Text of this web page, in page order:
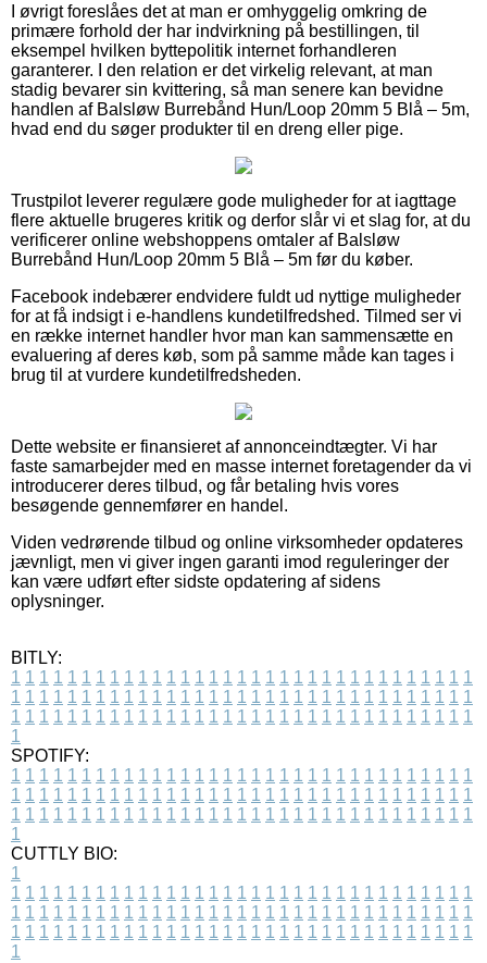
I øvrigt foreslåes det at man er omhyggelig omkring de
primære forhold der har indvirkning på bestillingen, til
eksempel hvilken byttepolitik internet forhandleren
garanterer. I den relation er det virkelig relevant, at man
stadig bevarer sin kvittering, så man senere kan bevidne
handlen af Balsløw Burrebånd Hun/Loop 20mm 5 Blå – 5m,
hvad end du søger produkter til en dreng eller pige.
Trustpilot leverer regulære gode muligheder for at iagttage
flere aktuelle brugeres kritik og derfor slår vi et slag for, at du
verificerer online webshoppens omtaler af Balsløw
Burrebånd Hun/Loop 20mm 5 Blå – 5m før du køber.
Facebook indebærer endvidere fuldt ud nyttige muligheder
for at få indsigt i e-handlens kundetilfredshed. Tilmed ser vi
en række internet handler hvor man kan sammensætte en
evaluering af deres køb, som på samme måde kan tages i
brug til at vurdere kundetilfredsheden.
Dette website er finansieret af annonceindtægter. Vi har
faste samarbejder med en masse internet foretagender da vi
introducerer deres tilbud, og får betaling hvis vores
besøgende gennemfører en handel.
Viden vedrørende tilbud og online virksomheder opdateres
jævnligt, men vi giver ingen garanti imod reguleringer der
kan være udført efter sidste opdatering af sidens
oplysninger.
BITLY:
1 1 1 1 1 1 1 1 1 1 1 1 1 1 1 1 1 1 1 1 1 1 1 1 1 1 1 1 1 1 1 1 1
1 1 1 1 1 1 1 1 1 1 1 1 1 1 1 1 1 1 1 1 1 1 1 1 1 1 1 1 1 1 1 1 1
1 1 1 1 1 1 1 1 1 1 1 1 1 1 1 1 1 1 1 1 1 1 1 1 1 1 1 1 1 1 1 1 1
1
SPOTIFY:
1 1 1 1 1 1 1 1 1 1 1 1 1 1 1 1 1 1 1 1 1 1 1 1 1 1 1 1 1 1 1 1 1
1 1 1 1 1 1 1 1 1 1 1 1 1 1 1 1 1 1 1 1 1 1 1 1 1 1 1 1 1 1 1 1 1
1 1 1 1 1 1 1 1 1 1 1 1 1 1 1 1 1 1 1 1 1 1 1 1 1 1 1 1 1 1 1 1 1
1
CUTTLY BIO:
1
1 1 1 1 1 1 1 1 1 1 1 1 1 1 1 1 1 1 1 1 1 1 1 1 1 1 1 1 1 1 1 1 1
1 1 1 1 1 1 1 1 1 1 1 1 1 1 1 1 1 1 1 1 1 1 1 1 1 1 1 1 1 1 1 1 1
1 1 1 1 1 1 1 1 1 1 1 1 1 1 1 1 1 1 1 1 1 1 1 1 1 1 1 1 1 1 1 1 1
1